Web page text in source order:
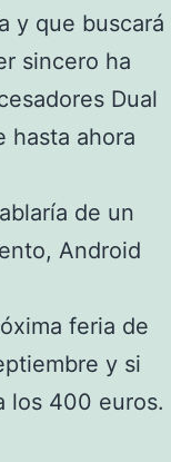
y que buscará
sincero ha
Dual
hasta ahora
de un
Android
feria de
y si
los 400 euros.